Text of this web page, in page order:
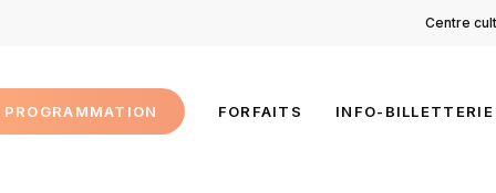
Centre
PROGRAMMATION FORFAITS INFO-BILLETTERIE